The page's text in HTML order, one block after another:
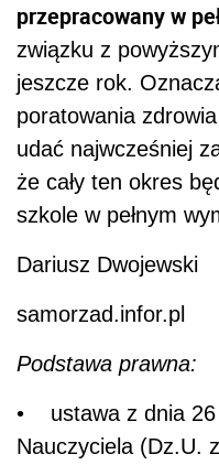
przepracowany w
związku z
jeszcze rok.
poratowania
udać najwcześniej
że cały ten okres
szkole w pełnym
Dariusz Dwojewski
samorzad.infor.pl
Podstawa prawna:
• ustawa z dnia 26
Nauczyciela (Dz.U.